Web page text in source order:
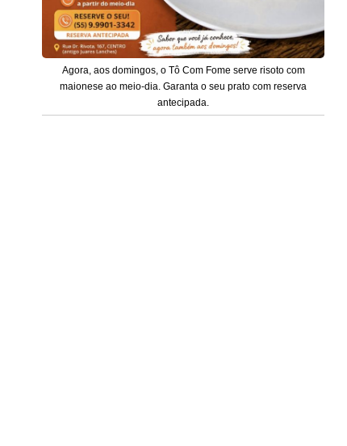
Agora, aos domingos, o Tô Com Fome serve risoto com
maionese ao meio-dia. Garanta o seu prato com reserva
antecipada.